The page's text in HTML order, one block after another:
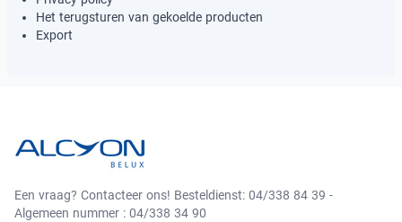
Het terugsturen van gekoelde producten
Export
Een vraag? Contacteer ons! Besteldienst: 04/338 84 39 -
Algemeen nummer : 04/338 34 90